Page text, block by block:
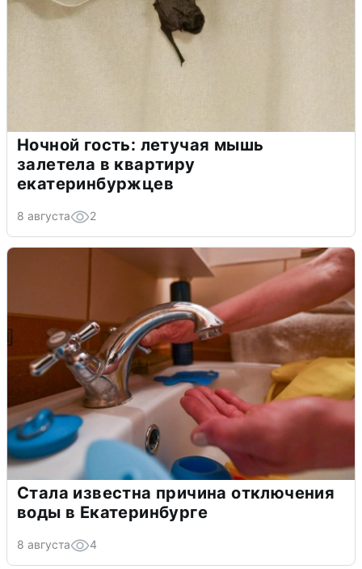
Ночной гость: летучая мышь
залетела в квартиру
екатеринбуржцев
8 августа 2
Стала известна причина отключения
воды в Екатеринбурге
8 августа 4